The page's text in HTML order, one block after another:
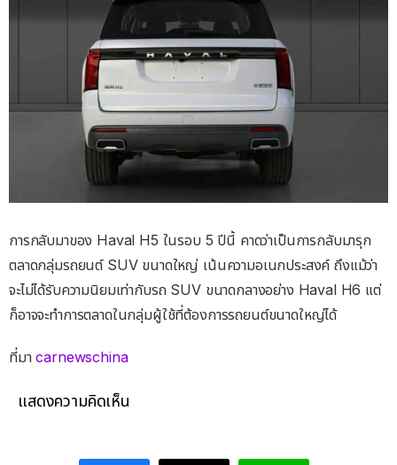
การกลับมาของ Haval H5 ในรอบ 5 ปีนี้ คาดว่าเป็นการกลับมารุก
ตลาดกลุ่มรถยนต์ SUV ขนาดใหญ่ เน้นความอเนกประสงค์ ถึงแม้ว่า
จะไม่ได้รับความนิยมเท่ากับรถ SUV ขนาดกลางอย่าง Haval H6 แต่
ก็อาจจะทำการตลาดในกลุ่มผู้ใช้ที่ต้องการรถยนต์ขนาดใหญ่ได้
ที่มาcarnewschina
แสดงความคิดเห็น